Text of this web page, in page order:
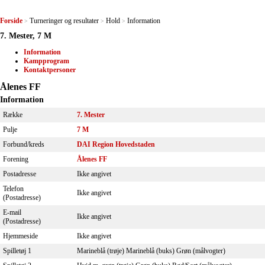
Forside > Turneringer og resultater > Hold > Information
7. Mester, 7 M
Information
Kampprogram
Kontaktpersoner
Ålenes FF
Information
Række
7. Mester
Pulje
7 M
Forbund/kreds
DAI Region Hovedstaden
Forening
Ålenes FF
Postadresse
Ikke angivet
Telefon
(Postadresse)
Ikke angivet
E-mail
(Postadresse)
Ikke angivet
Hjemmeside
Ikke angivet
Spilletøj 1
Marineblå (trøje) Marineblå (buks) Grøn (målvogter)